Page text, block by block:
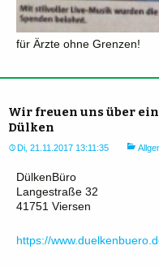
für Ärzte ohne Grenzen!
Wir freuen uns über
Dülken
Di, 21.11.2017 13:11:35
DülkenBüro
Langestraße 32
41751 Viersen
https://